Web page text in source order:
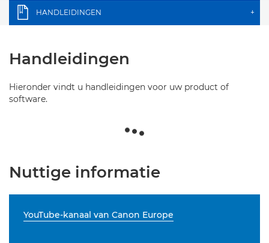
HANDLEIDINGEN +
Handleidingen
Hieronder vindt u handleidingen voor uw product of
software.
Nuttige informatie
YouTube-kanaal van Canon Europe